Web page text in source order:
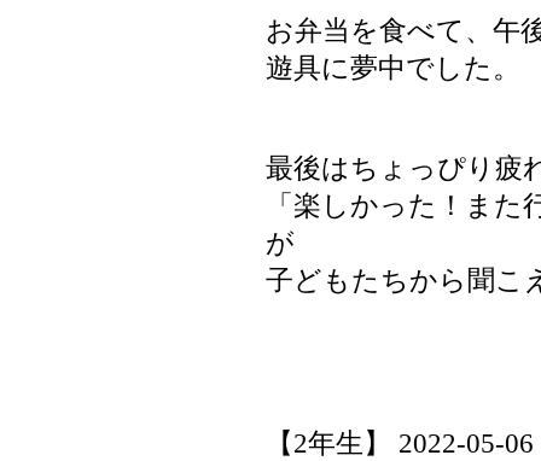
お弁当を食べて、午
遊具に夢中でした。
最後はちょっぴり疲
「楽しかった！ま
が
子どもたちから聞こ
【2年生】 2022-05-